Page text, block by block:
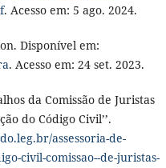
. Acesso em: 5 ago. 2024.
Disponível em:
. Acesso em: 24 set. 2023.
da Comissão de Juristas
do Código Civil’’.
assessoria-de-
civil-comissao--de-juristas-